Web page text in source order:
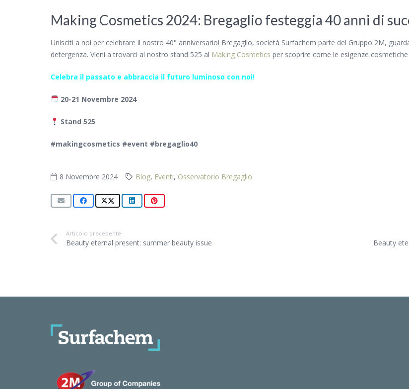
Making Cosmetics 2024: Bregaglio festeggia 40 anni di
Unisciti a noi per celebrare il nostro 40° anniversario! Bregaglio, società Surfachem parte del Gruppo 2M, g
detergenza. Vieni a trovarci al nostro stand 525 al Making Cosmetics per scoprire come le esigenze
Celebra il passato e abbraccia il futuro luminoso con noi!
20-21 Novembre 2024
Stand 525
#makingcosmetics #event #bregaglio40
8 Novembre 2024 Blog, Eventi, Osservatorio Bregaglio
Articolo precedente
Beauty eternal present: summer beauty issue Beauty